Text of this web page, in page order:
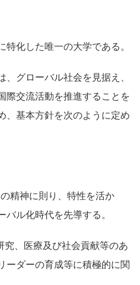
化した唯一の大学である。
グローバル社会を見据え、
際交流活動を推進することを
、基本方針を次のように定め
精神に則り、特性を活か
バル化時代を先導する。
究、医療及び社会貢献等のあ
ーダーの育成等に積極的に関